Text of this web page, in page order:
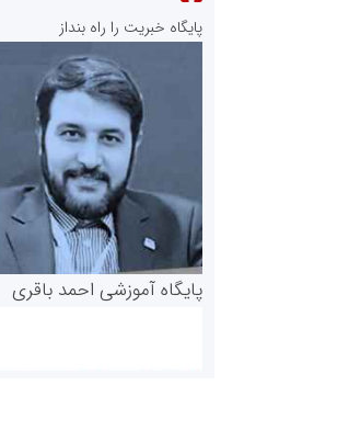
پایگاه خبریت را راه بنداز
پایگاه آموزشی احمد باقری